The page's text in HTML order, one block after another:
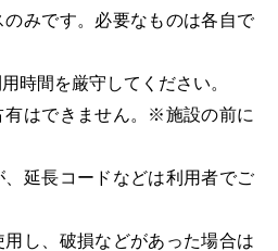
みです。必要なものは各自で
時間を厳守してください。
有はできません。※施設の前に
延長コードなどは利用者でご
し、破損などがあった場合は